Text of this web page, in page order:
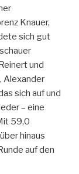
Knauer,
sich gut
und
Alexander
sich auf und
– eine
59,0
hinaus
auf den